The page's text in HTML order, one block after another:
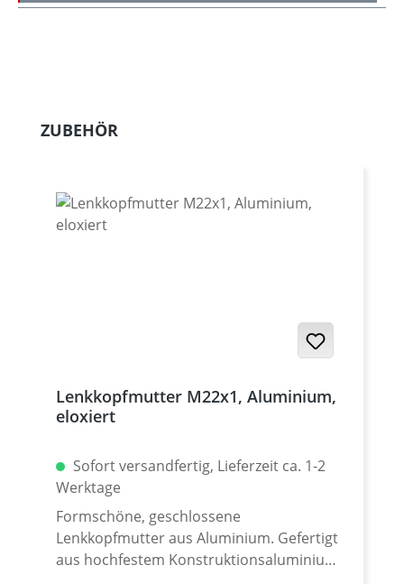
Produktgalerie überspringen
ZUBEHÖR
Lenkkopfmutter M22x1, Aluminium,
eloxiert
Sofort versandfertig, Lieferzeit ca. 1-2
Werktage
Formschöne, geschlossene
Lenkkopfmutter aus Aluminium. Gefertigt
aus hochfestem Konstruktionsaluminium